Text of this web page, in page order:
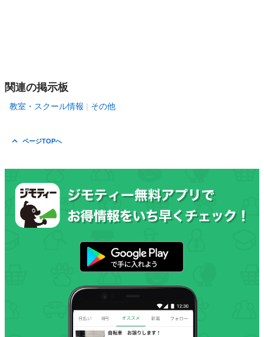
関連の掲示板
教室・スクール情報 その他
ページTOPへ